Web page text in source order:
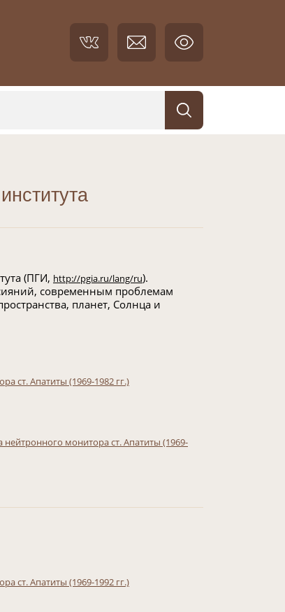
(ПГИ, http://pgia.ru/lang/ru).
современным проблемам
планет, Солнца и
ст. Апатиты (1969-1982 гг.)
монитора ст. Апатиты (1969-
ст. Апатиты (1969-1992 гг.)